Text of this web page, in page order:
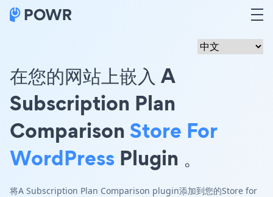
在您的网站上嵌入 A
Subscription Plan
ComparisonStore For
WordPress Plugin 。
将A Subscription Plan Comparison plugin添加到您的Store for